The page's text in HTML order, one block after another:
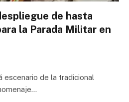
de hasta
la Parada Militar en
escenario de la tradicional